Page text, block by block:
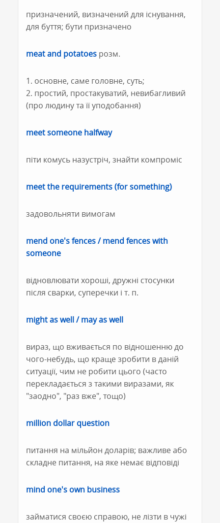
призначений, визначений для існування,
для буття; бути призначено
meat and potatoes розм.
1. основне, саме головне, суть;
2. простий, простакуватий, невибагливий
(про людину та її уподобання)
meet someone halfway
піти комусь назустріч, знайти компроміс
meet the requirements (for something)
задовольняти вимогам
mend one's fences / mend fences with
someone
відновлювати хороші, дружні стосунки
після сварки, суперечки і т. п.
might as well / may as well
вираз, що вживається по відношенню до
чого-небудь, що краще зробити в даній
ситуації, чим не робити цього (часто
перекладається з такими виразами, як
"заодно", "раз вже", тощо)
million dollar question
питання на мільйон доларів; важливе або
складне питання, на яке немає відповіді
mind one's own business
займатися своєю справою, не лізти в чужі